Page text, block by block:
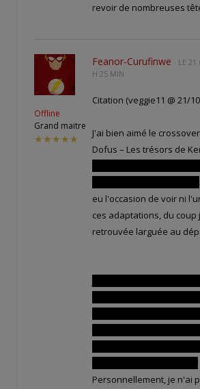
revoir de nombreuses
Offline
Grand maitre
★★★★★
Feanor-Curufinwe LE 21
H 25 MIN
Citation (veggie11 @ 21/
J'ai bien aimé le
Dofus – Les trésors de
eu l'occasion de voir ni
ces adaptations, du coup
retrouvée larguée au
Personnellement, je n'ai